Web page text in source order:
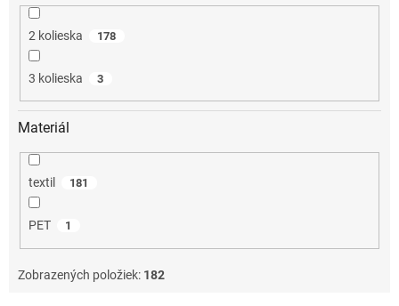
2 kolieska 178
3 kolieska 3
Materiál
textil 181
PET 1
Zobrazených položiek: 182